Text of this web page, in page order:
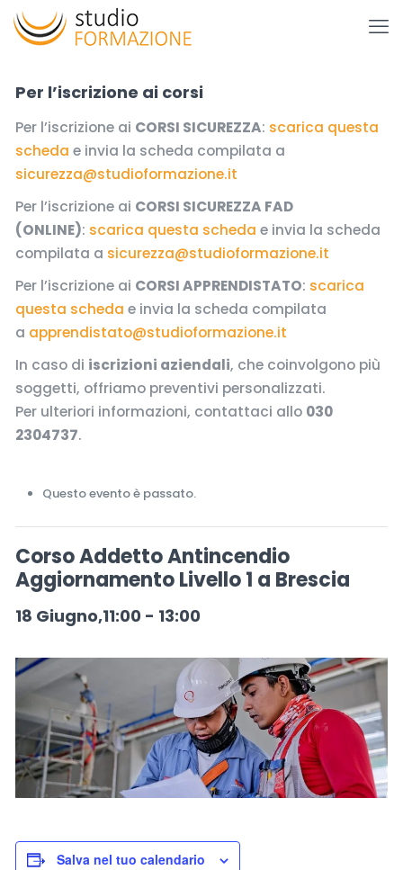
Per l’iscrizione ai corsi
Per l’iscrizione ai CORSI SICUREZZA: scarica questa
scheda e invia la scheda compilata a
sicurezza@studioformazione.it
Per l’iscrizione ai CORSI SICUREZZA FAD
(ONLINE): scarica questa scheda e invia la scheda
compilata a sicurezza@studioformazione.it
Per l’iscrizione ai CORSI APPRENDISTATO: scarica
questa scheda e invia la scheda compilata
a apprendistato@studioformazione.it
In caso di iscrizioni aziendali, che coinvolgono più
soggetti, offriamo preventivi personalizzati.
Per ulteriori informazioni, contattaci allo 030
2304737.
Questo evento è passato.
Corso Addetto Antincendio
Aggiornamento Livello 1 a Brescia
18 Giugno,11:00 - 13:00
Salva nel tuo calendario